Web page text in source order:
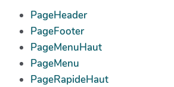
PageHeader
PageFooter
PageMenuHaut
PageMenu
PageRapideHaut